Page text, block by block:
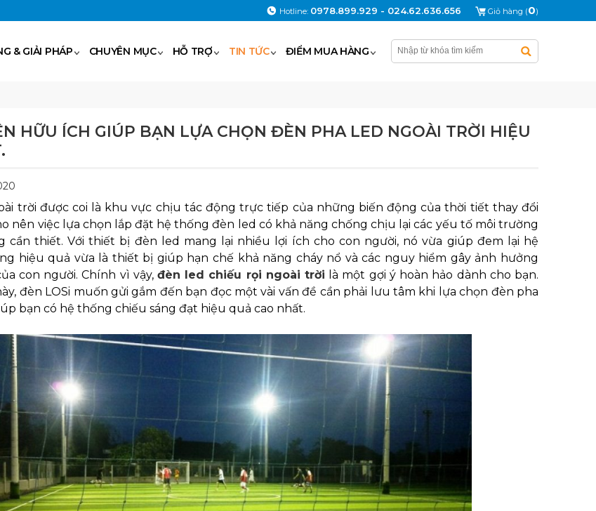
& GIẢI PHÁP CHUYÊN MỤC HỖ TRỢ TIN TỨC ĐIỂM MUA HÀNG
HỮU ÍCH GIÚP BẠN LỰA CHỌN ĐÈN PHA LED NGOÀI TRỜI HIỆU
trời được coi là khu vực chịu tác động trực tiếp của những biến động của thời tiết thay đổi
nên việc lựa chọn lắp đặt hệ thống đèn led có khả năng chống chịu lại các yếu tố môi trường
cần thiết. Với thiết bị đèn led mang lại nhiều lợi ích cho con người, nó vừa giúp đem lại hệ
hiệu quả vừa là thiết bị giúp hạn chế khả năng cháy nổ và các nguy hiểm gây ảnh hưởng
con người. Chính vì vậy, đèn led chiếu rọi ngoài trời là một gợi ý hoàn hảo dành cho bạn.
đèn LOSi muốn gửi gắm đến bạn đọc một vài vấn đề cần phải lưu tâm khi lựa chọn đèn pha
bạn có hệ thống chiếu sáng đạt hiệu quả cao nhất.
Giỏ hàng (0)
Hotline: 0978.899.929 - 024.62.636.656